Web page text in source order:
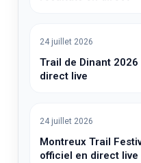
24 juillet 2026
Trail de Dinant
direct live
24 juillet 2026
Montreux Trail
officiel en direct live